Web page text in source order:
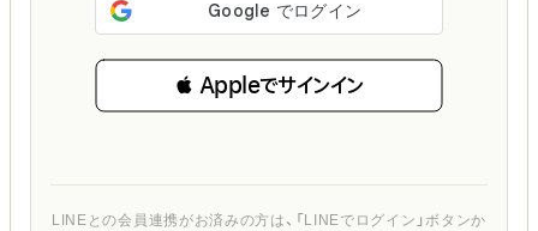
 Appleでサインイン
LINEとの会員連携がお済みの方は、「LINEでログイン」ボタンか